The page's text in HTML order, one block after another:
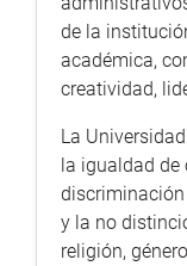
de la
académica,
creatividad,
La
la igualdad de
y la no
religión,